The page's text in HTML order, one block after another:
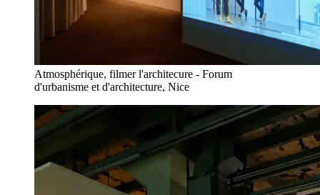
Atmosphérique, filmer l'architecure - Forum
d'urbanisme et d'architecture, Nice